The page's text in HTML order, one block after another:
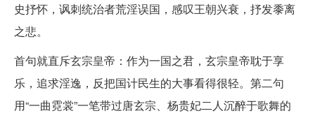
史抒怀，讽刺统治者荒淫误国，感叹王朝兴衰，抒发黍离
之悲。
首句就直斥玄宗皇帝：作为一国之君，玄宗皇帝耽于享
乐，追求淫逸，反把国计民生的大事看得很轻。第二句
用“一曲霓裳”一笔带过唐玄宗、杨贵妃二人沉醉于歌舞的